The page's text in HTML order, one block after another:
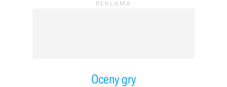
Oceny gry